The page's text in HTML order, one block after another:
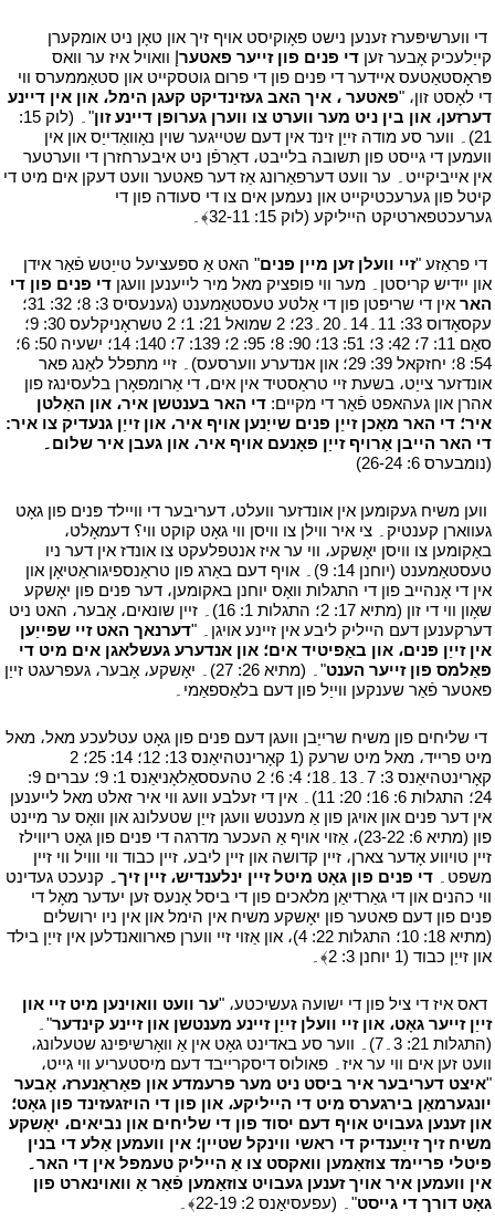
די ווערשיפּערז זענען נישט פאָוקיסט אויף זיך און טאָן ניט אומקערן
קייַלעכיק אָבער זען די פּנים פון זייער פאטערإ וואויל איז ער וואס
פּראָסטאַטעס איידער די פּנים פון די פרום גוטסקייט און סטאַממערס ווי
די לאָסט זון، "פאטער ، איך האב געזינדיקט קעגן הימל، און אין דיינע
דערזען، און בין ניט מער ווערט צו ווערן גערופן דיינע זון
"۔ (לוק 15:
21)۔ ווער סע מודה זייַן זינד אין דעם שטייגער שוין נאָוואַדייַס און אין
וועמען די גייסט פון תשובה בלייבט، דאַרפֿן ניט איבערחזרן די ווערטער
אין אייביקייט۔ ער וועט דערפאַרונג אַז דער פאטער וועט דעקן אים מיט די
קיטל פון גערעכטיקייט און נעמען אים צו די סעודה פון די
גערעכטפארטיקט הייליקע (לוק 15: 32-11﴾۔
די פראַזע "זיי וועלן זען מיין פּנים" האט אַ ספּעציעל טייַטש פֿאַר אידן
און ייִדיש קריסטן۔ מער ווי פופציק מאל מיר לייענען וועגן די פּנים פון די
האר
אין די שריפטן פון די אַלטע טעסטאַמענט (גענעסיס 3: 8؛ 32: 31؛
עקסאָדוס 33: 11۔14۔20۔23؛ 2 שמואל 21: 1؛ 2 טשראָניקלעס 30: 9؛
סאַם 11: 7؛ 42: 3؛ 51: 13؛ 90: 8؛ 95: 2؛ 139: 7؛ 140: 14؛ ישעיה 50: 6؛
54: 8؛ יחזקאל 39: 29؛ און אנדערע ווערסעס)۔ זיי מתפלל לאַנג פאר
אונדזער צייַט، בשעת זיי טראַסטיד אין אים، די אַרומפאָרן בלעסינגז פון
אהרן און געהאפט פֿאַר די מקיים: די האר בענטשן איר، און האַלטן
איר؛ די האר מאַכן זייַן פּנים שייַנען אויף איר، און זייַן גנעדיק צו איר:
די האר הייבן אַרויף זייַן פּאָנעם אויף איר، און געבן איר שלום۔
(נומבערס 6: 26-24)
ווען משיח געקומען אין אונדזער וועלט، דעריבער די וויילד פּנים פון גאָט
געווארן קענטיק۔ צי איר ווילן צו וויסן ווי גאָט קוקט ווי؟ דעמאָלט،
באַקומען צו וויסן יאָשקע، ווי ער איז אנטפלעקט צו אונדז אין דער ניו
טעסטאַמענט (יוחנן 14: 9)۔ אויף דעם באַרג פון טראַנספיגוראַטיאָן און
אין די אָנהייב פון די התגלות וואָס יוחנן באקומען، דער פּנים פון יאָשקע
שאָון ווי די זון (מתיא 17: 2؛ התגלות 1: 16)۔ זיין שונאים، אָבער، האט ניט
דערקענען דעם הייליק ליבע אין זיינע אויגן۔ "דערנאך האט זיי שפּייַען
אין זייַן פּנים، און באַפיטיד אים؛ און אנדערע געשלאגן אים מיט די
פּאַלמס פון זייער הענט
"۔ (מתיא 26: 27)۔ יאָשקע، אָבער، געפרעגט זייַן
פאטער פֿאַר שענקען ווייַל פון דעם בלאַספאַמי۔
די שליחים פון משיח שרייַבן וועגן דעם פּנים פון גאָט עטלעכע מאל، מאל
מיט פרייד، מאל מיט שרעק (1 קאָרינטהיאַנס 13: 12؛ 14: 25؛ 2
קאָרינטהיאַנס 3: 7۔13۔18؛ 4: 6؛ 2 טהעססאַלאָניאַנס 1: 9؛ עברים 9:
24؛ התגלות 6: 16؛ 20: 11)۔ אין די זעלבע וועג ווי איר זאלט מאל לייענען
אין דער פּנים און אויגן פון אַ מענטש וועגן זייַן שטעלונג און וואָס ער מיינט
פון (מתיא 6: 23-22)، אַזוי אויף אַ העכער מדרגה די פּנים פון גאָט ריווילז
זיין טויווע אָדער צארן، זיין קדושה און זיין ליבע، זיין כבוד ווי ווויל ווי זיין
משפט۔ די פּנים פון גאָט מיטל זיין ינלענדיש، זיין זיך۔ קנעכט געדינט
ווי כהנים און די גאַרדיאַן מלאכים פון די ביסל אָנעס זען יעדער מאָל די
פּנים פון דעם פאטער פון יאָשקע משיח אין הימל און אין ניו ירושלים
(מתיא 18: 10؛ התגלות 22: 4)، און אַזוי זיי ווערן פארוואנדלען אין זייַן בילד
און זייַן כבוד (1 יוחנן 3: 2﴾۔
דאס איז די ציל פון די ישועה געשיכטע، "ער וועט וואוינען מיט זיי און
זייַן זייער גאָט، און זיי וועלן זייַן זיינע מענטשן און זיינע קינדער"۔
(התגלות 21: 3۔7)۔ ווער סע באדינט גאָט אין אַ וואָרשיפּינג שטעלונג،
וועט זען אים ווי ער איז۔ פאולוס דיסקרייבד דעם מיסטעריע ווי גייט،
"איצט דעריבער איר ביסט ניט מער פרעמדע און פאַראַנערז، אָבער
יונגערמאַן בירגערס מיט די הייליקע، און פון די הויזגעזינד פון גאָט؛
און זענען געבויט אויף דעם יסוד פון די שליחים און נביאים، יאָשקע
משיח זיך זייַענדיק די ראשי ווינקל שטיין؛ אין וועמען אַלע די בנין
פיטלי פריימד צוזאַמען וואקסט צו אַ הייליק טעמפּל אין די האר۔
אין וועמען איר אויך זענען געבויט צוזאַמען פֿאַר אַ וואוינארט פון
גאָט דורך די גייסט"۔ (עפעסיאַנס 2: 22-19﴾۔